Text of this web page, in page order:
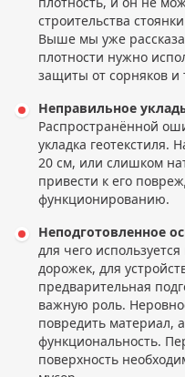
строительства
Выше мы уже
плотности нужно
защиты от сорняков и
Неправильное
Распространённой
укладка геотекстиля.
20 см, или слишком
привести к его
функционированию.
Неподготовленное
для чего
дорожек, для
предварительная
важную роль.
повредить материал,
функциональность.
поверхность